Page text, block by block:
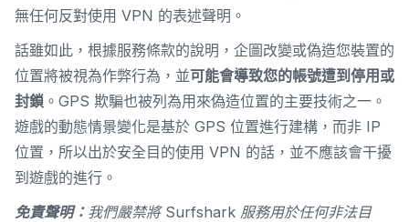
無任何反對使用 VPN 的表述聲明。
話雖如此，根據服務條款的說明，企圖改變或偽造您裝置的
位置將被視為作弊行為，並可能會導致您的帳號遭到停用或
封鎖 。 GPS 欺騙也被列為用來偽造位置的主要技術之一。
遊戲的動態情景變化是基於 GPS 位置進行建構，而非 IP
位置，所以出於安全目的使用 VPN 的話，並不應該會干擾
到遊戲的進行。
免責聲明： 我們嚴禁將 Surfshark 服務用於任何非法目